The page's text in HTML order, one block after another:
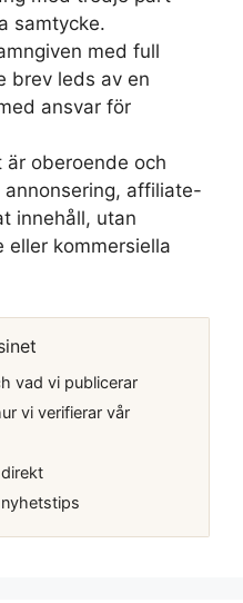
samtycke.
med full
brev leds av en
ansvar för
är oberoende och
affiliate-
innehåll, utan
eller kommersiella
vad vi publicerar
vi verifierar vår